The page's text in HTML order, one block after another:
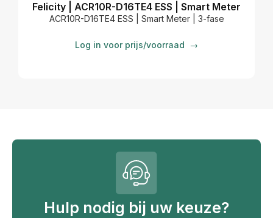
Felicity | ACR10R-D16TE4 ESS | Smart Meter
ACR10R-D16TE4 ESS | Smart Meter | 3-fase
Log in voor prijs/voorraad →
Hulp nodig bij uw keuze?